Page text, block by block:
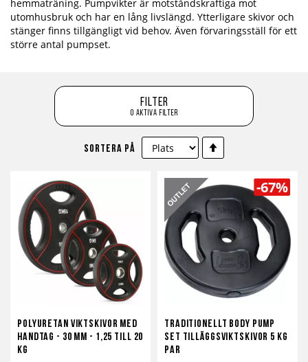
hemmaträning. Pumpvikter är motståndskraftiga mot
utomhusbruk och har en lång livslängd. Ytterligare skivor och
stänger finns tillgängligt vid behov. Även förvaringsställ för ett
större antal pumpset.
Filter
0 aktiva filter
Sortera på
Sätt
Polyuretan viktskivor med
Handtag - 30 mm - 1,25 till 20
kg
-67%
Traditionellt Body Pump
Set Tilläggsviktskivor 5 kg
par